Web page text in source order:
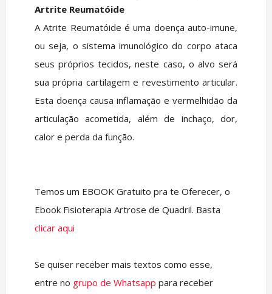
Artrite Reumatóide
A Atrite Reumatóide é uma doença auto-imune,
ou seja, o sistema imunológico do corpo ataca
seus próprios tecidos, neste caso, o alvo será
sua própria cartilagem e revestimento articular.
Esta doença causa inflamação e vermelhidão da
articulação acometida, além de inchaço, dor,
calor e perda da função.
Temos um EBOOK Gratuito pra te Oferecer, o
Ebook Fisioterapia Artrose de Quadril. Basta
clicar aqui
Se quiser receber mais textos como esse,
entre no grupo de Whatsapp para receber